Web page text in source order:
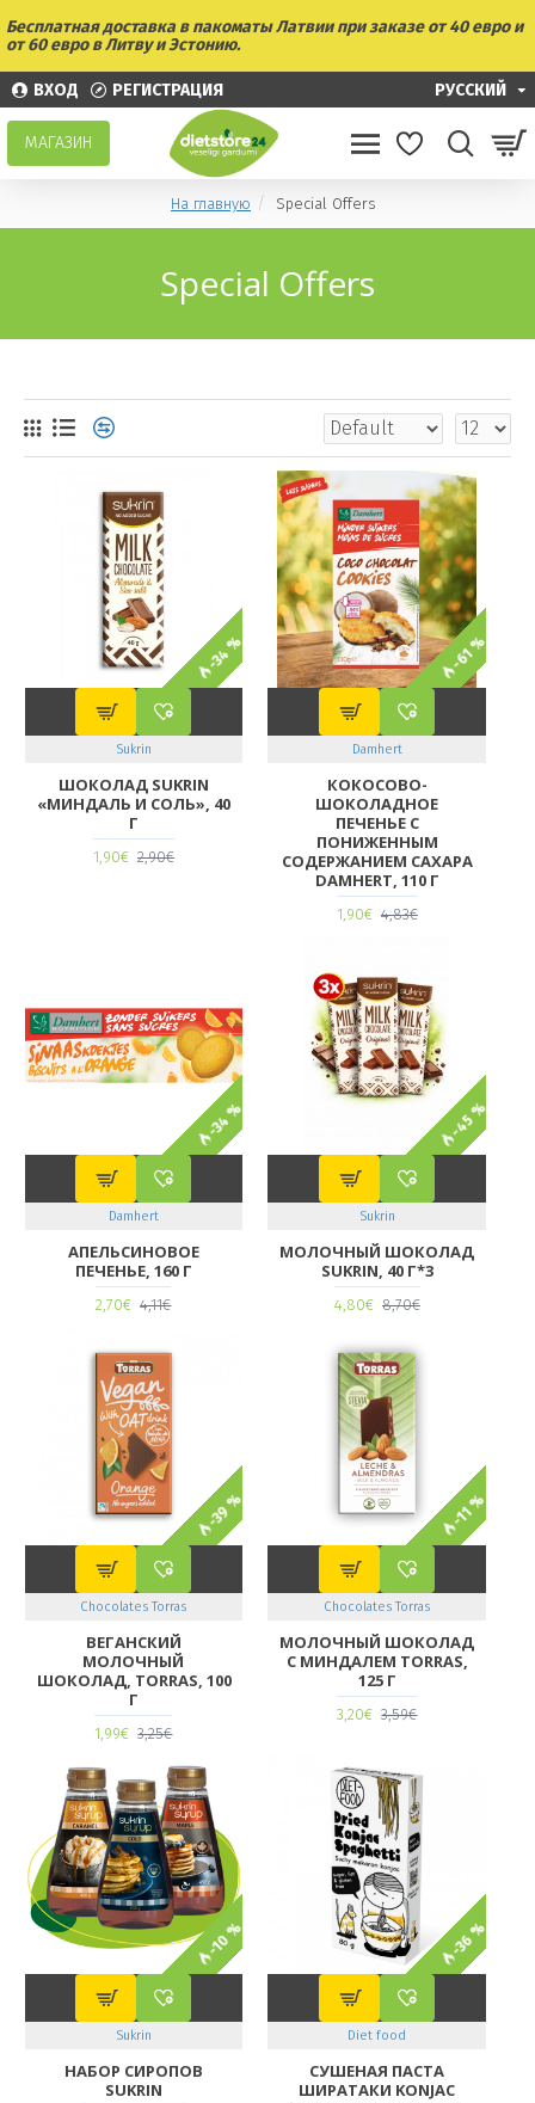
Бесплатная доставка в пакоматы Латвии при заказе от 40 евро и
от 60 евро в Литву и Эстонию.
ВХОД РЕГИСТРАЦИЯ РУССКИЙ
МАГАЗИН
На главную Special Offers
Special Offers
-34 %
Sukrin
ШОКОЛАД SUKRIN
«МИНДАЛЬ И СОЛЬ», 40
Г
1,90€ 2,90€
-61 %
Damhert
КОКОСОВО-
ШОКОЛАДНОЕ
ПЕЧЕНЬЕ С
ПОНИЖЕННЫМ
СОДЕРЖАНИЕМ САХАРА
DAMHERT, 110 Г
1,90€ 4,83€
-34 %
Damhert
АПЕЛЬСИНОВОЕ
ПЕЧЕНЬЕ, 160 Г
2,70€ 4,11€
-45 %
Sukrin
МОЛОЧНЫЙ ШОКОЛАД
SUKRIN, 40 Г*3
4,80€ 8,70€
-39 %
Chocolates Torras
ВЕГАНСКИЙ
МОЛОЧНЫЙ
ШОКОЛАД, TORRAS, 100
Г
1,99€ 3,25€
-11 %
Chocolates Torras
МОЛОЧНЫЙ ШОКОЛАД
С МИНДАЛЕМ TORRAS,
125 Г
3,20€ 3,59€
-10 %
Sukrin
НАБОР СИРОПОВ
SUKRIN
-36 %
Diet food
СУШЕНАЯ ПАСТА
ШИРАТАКИ KONJAC